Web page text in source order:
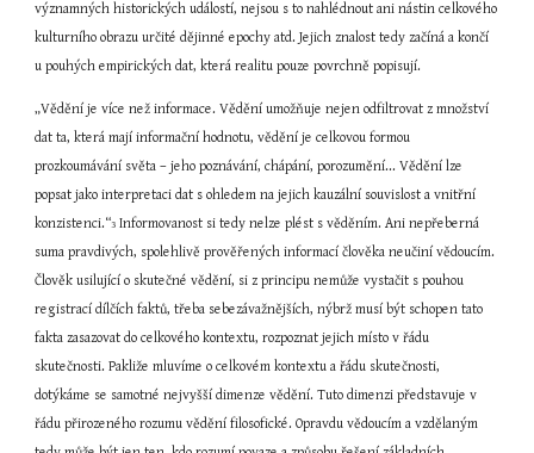
významných historických událostí, nejsou s to nahlédnout ani nástin celkového
kulturního obrazu určité dějinné epochy atd. Jejich znalost tedy začíná a končí
u pouhých empirických dat, která realitu pouze povrchně popisují.
„Vědění je více než informace. Vědění umožňuje nejen odfiltrovat z množství
dat ta, která mají informační hodnotu, vědění je celkovou formou
prozkoumávání světa – jeho poznávání, chápání, porozumění... Vědění lze
popsat jako interpretaci dat s ohledem na jejich kauzální souvislost a vnitřní
konzistenci.“3 Informovanost si tedy nelze plést s věděním. Ani nepřeberná
suma pravdivých, spolehlivě prověřených informací člověka neučiní vědoucím.
Člověk usilující o skutečné vědění, si z principu nemůže vystačit s pouhou
registrací dílčích faktů, třeba sebezávažnějších, nýbrž musí být schopen tato
fakta zasazovat do celkového kontextu, rozpoznat jejich místo v řádu
skutečnosti. Pakliže mluvíme o celkovém kontextu a řádu skutečnosti,
dotýkáme se samotné nejvyšší dimenze vědění. Tuto dimenzi představuje v
řádu přirozeného rozumu vědění filosofické. Opravdu vědoucím a vzdělaným